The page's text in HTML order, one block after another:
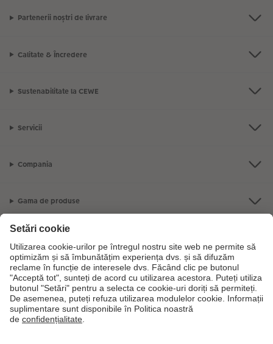
Partenerii noștri de livrare
Calitate & Încredere
Sustenabilitate la CEWE
Servicii
Compania
Gama de produse